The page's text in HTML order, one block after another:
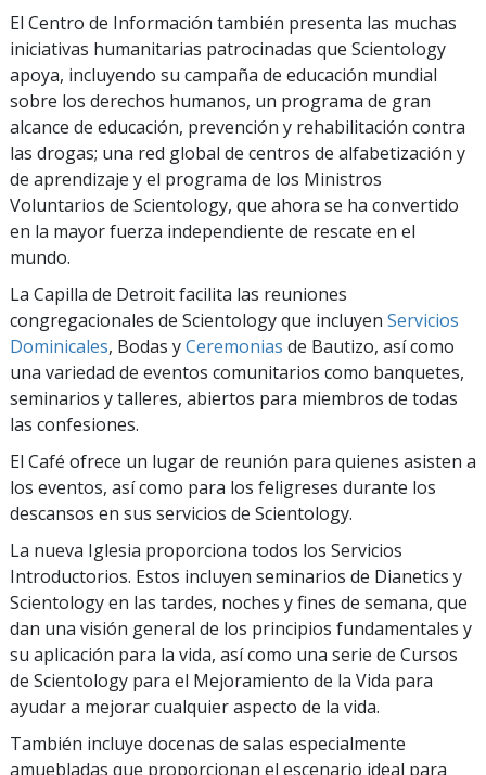
El Centro de Información también presenta las muchas
iniciativas humanitarias patrocinadas que Scientology
apoya, incluyendo su campaña de educación mundial
sobre los derechos humanos, un programa de gran
alcance de educación, prevención y rehabilitación contra
las drogas; una red global de centros de alfabetización y
de aprendizaje y el programa de los Ministros
Voluntarios de Scientology, que ahora se ha convertido
en la mayor fuerza independiente de rescate en el
mundo.
La Capilla de Detroit facilita las reuniones
congregacionales de Scientology que incluyen Servicios
Dominicales, Bodas yCeremonias de Bautizo, así como
una variedad de eventos comunitarios como banquetes,
seminarios y talleres, abiertos para miembros de todas
las confesiones.
El Café ofrece un lugar de reunión para quienes asisten a
los eventos, así como para los feligreses durante los
descansos en sus servicios de Scientology.
La nueva Iglesia proporciona todos los Servicios
Introductorios. Estos incluyen seminarios de Dianetics y
Scientology en las tardes, noches y fines de semana, que
dan una visión general de los principios fundamentales y
su aplicación para la vida, así como una serie de Cursos
de Scientology para el Mejoramiento de la Vida para
ayudar a mejorar cualquier aspecto de la vida.
También incluye docenas de salas especialmente
amuebladas que proporcionan el escenario ideal para